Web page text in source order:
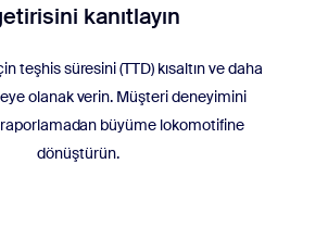
kanıtlayın
teşhis süresini (TTD) kısaltın ve daha
olanak verin. Müşteri deneyimini
büyüme lokomotifine
dönüştürün.